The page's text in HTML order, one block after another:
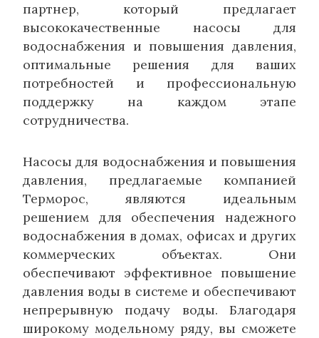
партнер, который предлагает
высококачественные насосы для
водоснабжения и повышения давления,
оптимальные решения для ваших
потребностей и профессиональную
поддержку на каждом этапе
сотрудничества.
Насосы для водоснабжения и повышения
давления, предлагаемые компанией
Терморос, являются идеальным
решением для обеспечения надежного
водоснабжения в домах, офисах и других
коммерческих объектах. Они
обеспечивают эффективное повышение
давления воды в системе и обеспечивают
непрерывную подачу воды. Благодаря
широкому модельному ряду, вы сможете